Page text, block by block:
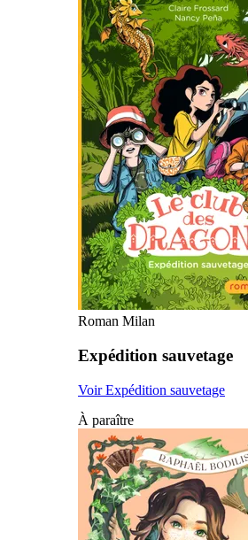
Roman Milan
Expédition sauvetage
Voir Expédition sauvetage
À paraître